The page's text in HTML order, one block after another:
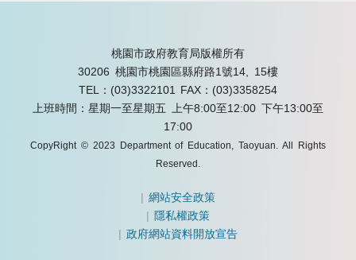
桃園市政府教育局版權所有
30206 桃園市桃園區縣府路1號14, 15樓
TEL：(03)3322101
FAX：(03)3358254
上班時間：星期一至星期五 上午8:00至12:00 下午13:00至
17:00
CopyRight © 2023 Department of Education, Taoyuan. All Rights
Reserved.
|網站安全政策
|隱私權政策
|政府網站資料開放宣告